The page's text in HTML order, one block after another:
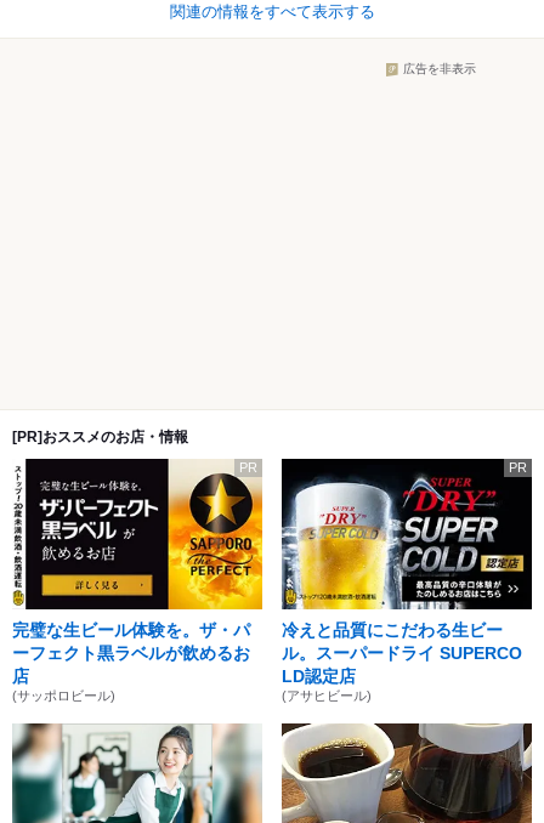
関連の情報をすべて表示する
広告を非表示
[PR]おススメのお店・情報
PR
完璧な生ビール体験を。ザ・パ
ーフェクト黒ラベルが飲めるお
店
(サッポロビール)
PR
冷えと品質にこだわる生ビー
ル。スーパードライ SUPERCO
LD認定店
(アサヒビール)